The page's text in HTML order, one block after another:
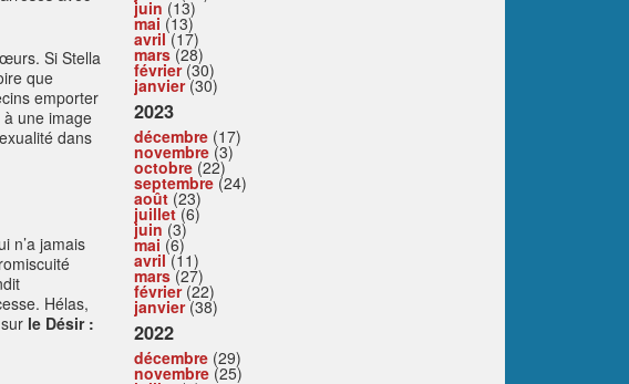
Si Stella
que
emporter
une image
dans
n’a jamais
Hélas,
le Désir :
juin (13)
mai (13)
avril(17)
mars(28)
février(30)
janvier(30)
2023
décembre (17)
novembre (3)
octobre (22)
septembre (24)
août (23)
juillet(6)
juin (3)
mai (6)
avril(11)
mars(27)
février(22)
janvier(38)
2022
décembre (29)
novembre (25)